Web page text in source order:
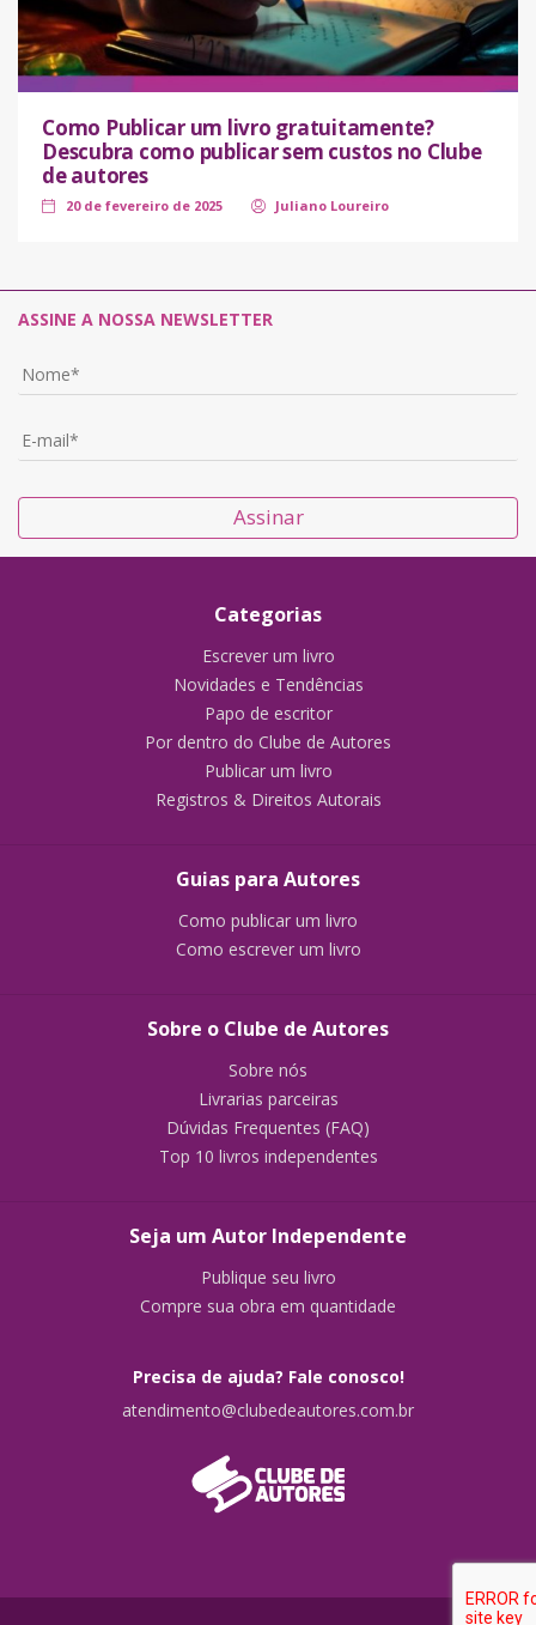
Como Publicar um livro gratuitamente?
Descubra como publicar sem custos no Clube
de autores
20 de fevereiro de 2025 Juliano Loureiro
ASSINE A NOSSA NEWSLETTER
Assinar
Categorias
Escrever um livro
Novidades e Tendências
Papo de escritor
Por dentro do Clube de Autores
Publicar um livro
Registros & Direitos Autorais
Guias para Autores
Como publicar um livro
Como escrever um livro
Sobre o Clube de Autores
Sobre nós
Livrarias parceiras
Dúvidas Frequentes (FAQ)
Top 10 livros independentes
Seja um Autor Independente
Publique seu livro
Compre sua obra em quantidade
Precisa de ajuda? Fale conosco!
atendimento@clubedeautores.com.br